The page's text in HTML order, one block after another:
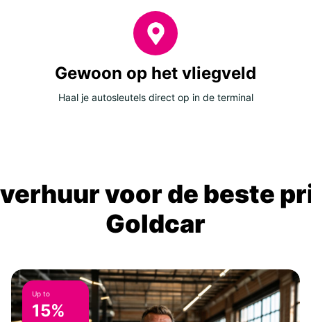
Gewoon op het vliegveld
Haal je autosleutels direct op in de terminal
voor de beste
Goldcar
Up to
15%